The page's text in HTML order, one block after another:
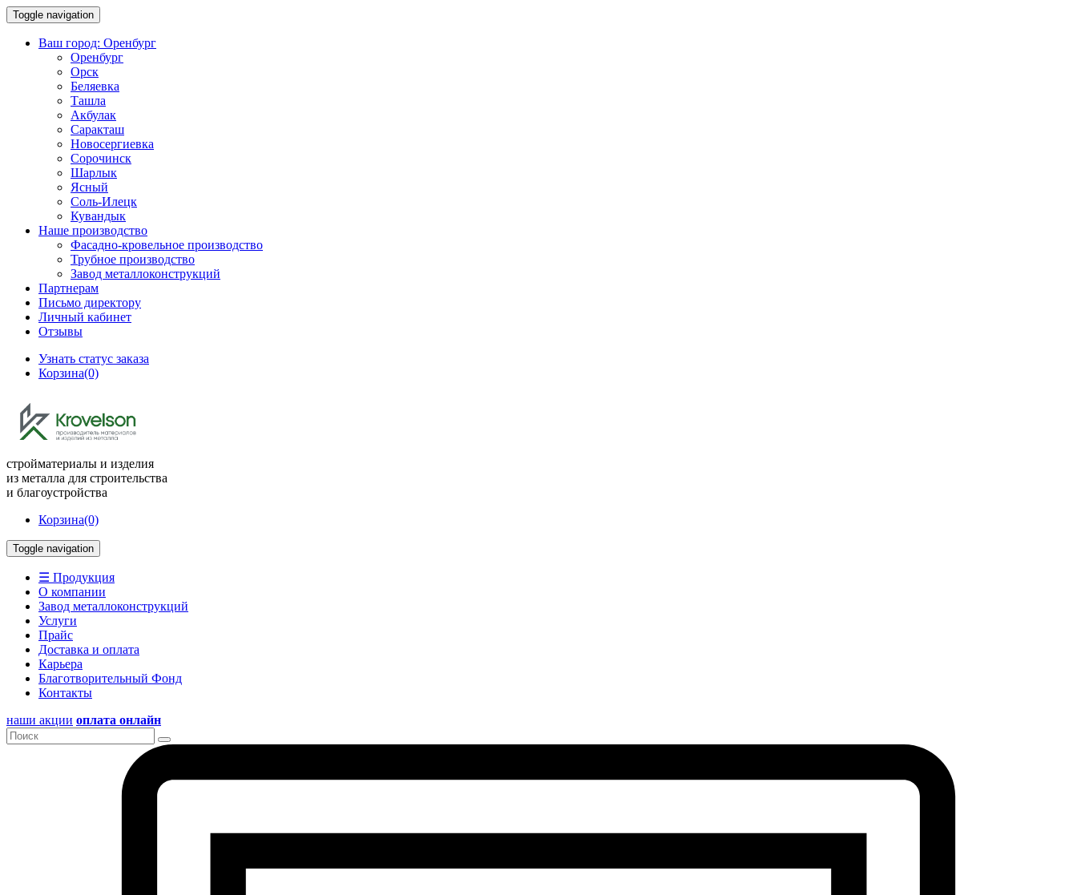
Toggle navigation
Ваш город: Оренбург
Оренбург
Орск
Беляевка
Ташла
Акбулак
Саракташ
Новосергиевка
Сорочинск
Шарлык
Ясный
Соль-Илецк
Кувандык
Наше производство
Фасадно-кровельное производство
Трубное производство
Завод металлоконструкций
Партнерам
Письмо директору
Личный кабинет
Отзывы
Узнать статус заказа
Корзина(0)
стройматериалы и изделия
из металла для строительства
и благоустройства
Корзина(0)
Toggle navigation
☰ Продукция
О компании
Завод металлоконструкций
Услуги
Прайс
Доставка и оплата
Карьера
Благотворительный Фонд
Контакты
наши акции оплата онлайн